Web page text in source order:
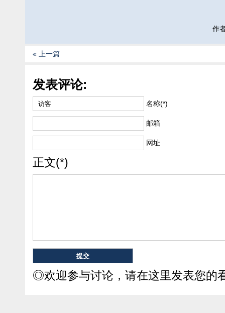
作
« 上一篇
发表评论:
名称(*)
邮箱
网址
正文(*)
◎欢迎参与讨论，请在这里发表您的